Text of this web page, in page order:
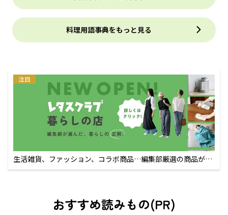
料理用語事典をもっと見る
注目
生活雑貨、ファッション、コラボ商品…編集部厳選の商品が買
えるECサイト
おすすめ読みもの(PR)